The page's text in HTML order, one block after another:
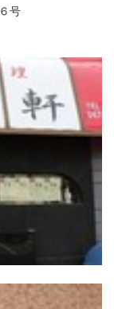
号